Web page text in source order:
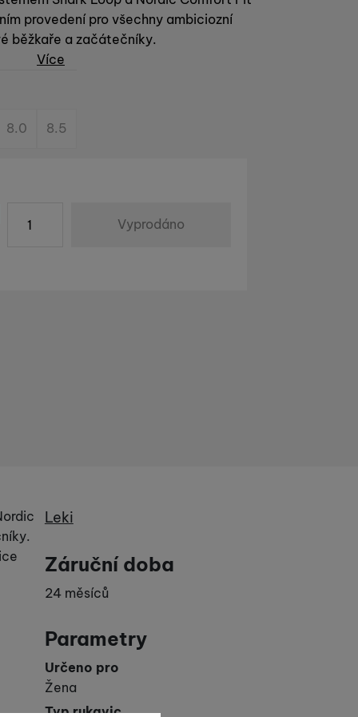
provedení pro všechny ambiciozní
běžkaře a začátečníky.
Více
8.0 8.5
Vyprodáno
Výrobce
Leki
Záruční doba
24 měsíců
Parametry
Určeno pro
Žena
Typ rukavic